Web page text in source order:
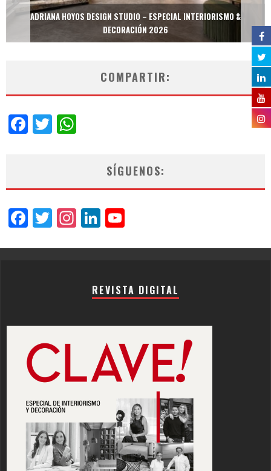
ADRIANA HOYOS DESIGN STUDIO – ESPECIAL INTERIORISMO &
DECORACIÓN 2026
COMPARTIR:
Facebook
Twitter
SÍGUENOS:
Facebook
Twitter
Instagram
LinkedIn
REVISTA DIGITAL